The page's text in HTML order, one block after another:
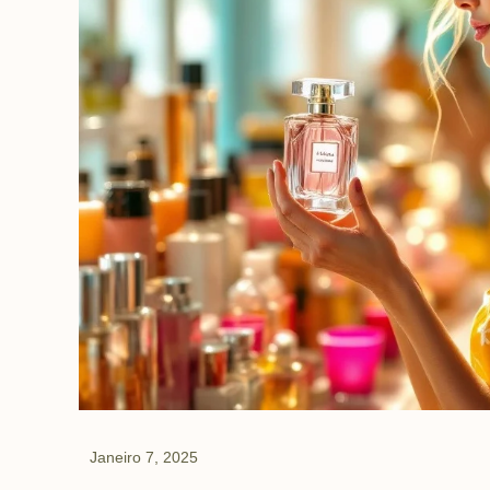
Janeiro 7, 2025